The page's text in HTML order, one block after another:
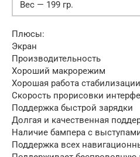
Вес — 199 гр.
Плюсы:
Экран
Производительность
Хороший макрорежим
Хорошая работа стабилизации
Скорость прорисовки
Поддержка быстрой зарядки
Долгая и качественная
Наличие бампера с
Поддержка всех